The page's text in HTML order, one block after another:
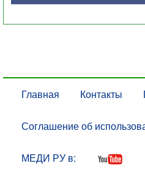
Главная Контакты
Соглашение об
МЕДИ РУ в: